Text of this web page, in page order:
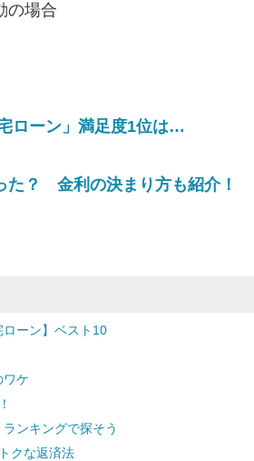
の場合
ローン」満足度1位は…
た？ 金利の決まり方も紹介！
ーン】ベスト10
ワケ
ンキングで探そう
クな返済法